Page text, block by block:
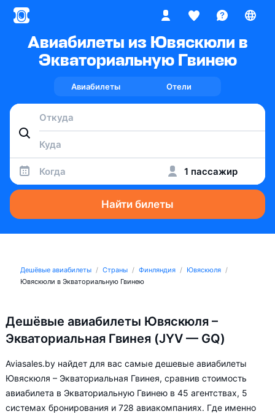
Авиабилеты из Ювяскюли в
Экваториальную Гвинею
Авиабилеты Отели
Когда 1 пассажир
Найти билеты
Дешёвые авиабилеты Страны Финляндия
Ювяскюля
Ювяскюли в Экваториальную Гвинею
Дешёвые авиабилеты Ювяскюля –
Экваториальная Гвинея (JYV — GQ)
Aviasales.by найдет для вас самые дешевые авиабилеты
Ювяскюля – Экваториальная Гвинея, сравнив стоимость
авиабилета в Экваториальную Гвинею в 45 агентствах, 5
системах бронирования и 728 авиакомпаниях. Где именно